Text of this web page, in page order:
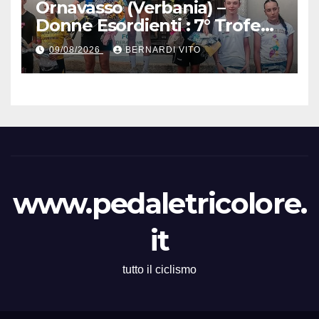
Ornavasso (Verbania) –
Donne Esordienti : 7° Trofeo
Santuario Madonna del
Boden, Aurora Cerame e
Martina Zavattero le neo
09/08/2026 BERNARDI VITO
www.pedaletricolore.
it
tutto il ciclismo